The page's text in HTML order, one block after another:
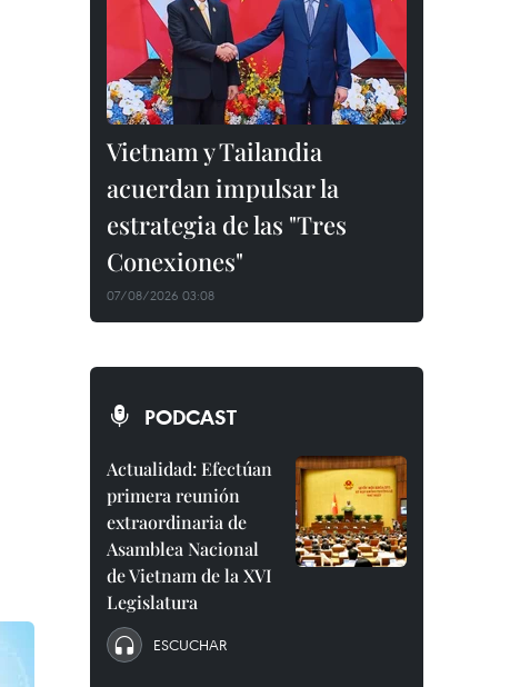
Vietnam y Tailandia
acuerdan impulsar la
estrategia de las "Tres
Conexiones"
07/08/2026 03:08
PODCAST
Actualidad: Efectúan
primera reunión
extraordinaria de
Asamblea Nacional
de Vietnam de la XVI
Legislatura
ESCUCHAR